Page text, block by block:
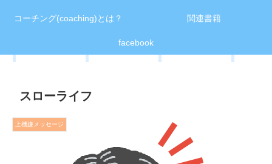
コーチング(coaching)とは？ 関連書籍
facebook
スローライフ
上機嫌メッセージ